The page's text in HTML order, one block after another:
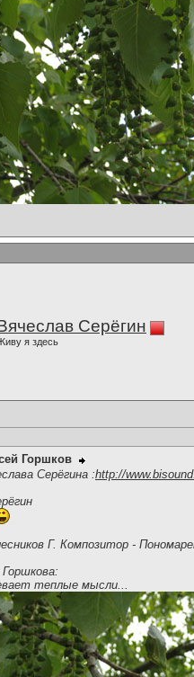
Серёгин
я здесь
Горшков
Серёгина :http://
Г. Композитор -
теплые мысли...